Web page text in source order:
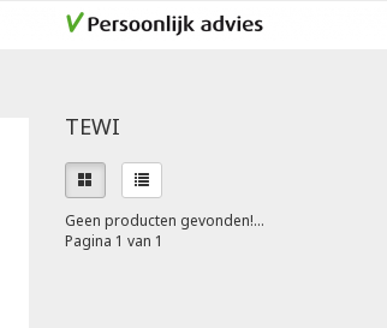
TEWI
Geen producten gevonden!...
Pagina 1 van 1